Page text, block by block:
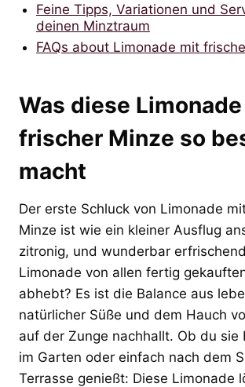
Feine Tipps, Variationen und
deinen Minztraum
FAQs about Limonade mit
Was diese
frischer Minze so
macht
Der erste Schluck von Limonade
Minze ist wie ein kleiner Ausflug
zitronig, und wunderbar
Limonade von allen fertig
abhebt? Es ist die Balance aus
natürlicher Süße und dem Hauch
auf der Zunge nachhallt. Ob du sie
im Garten oder einfach nach dem
Terrasse genießt: Diese Limonade